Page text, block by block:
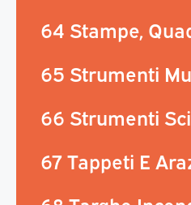
64 Stampe,
65 Strumenti
66 Strumenti
67 Tappeti E